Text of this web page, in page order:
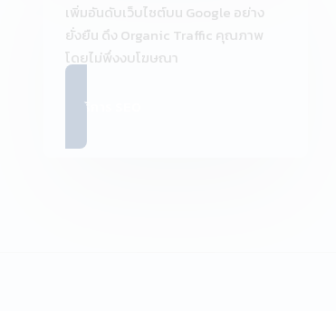
เพิ่มอันดับเว็บไซต์บน Google อย่าง
ยั่งยืน ดึง Organic Traffic คุณภาพ
โดยไม่พึ่งงบโฆษณา
ดูบริการ SEO